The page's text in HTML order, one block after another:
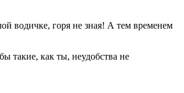
водичке, горя не зная! А тем временем
такие, как ты, неудобства не